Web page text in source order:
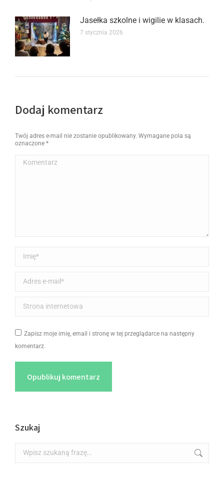
Jasełka szkolne i wigilie w klasach.
7 stycznia 2026
Dodaj komentarz
Twój adres e-mail nie zostanie opublikowany. Wymagane pola są
oznaczone *
Komentarz
Imię *
Adres e-mail *
Strona internetowa
Zapisz moje imię, email i stronę w tej przeglądarce na następny
komentarz.
Opublikuj komentarz
Szukaj